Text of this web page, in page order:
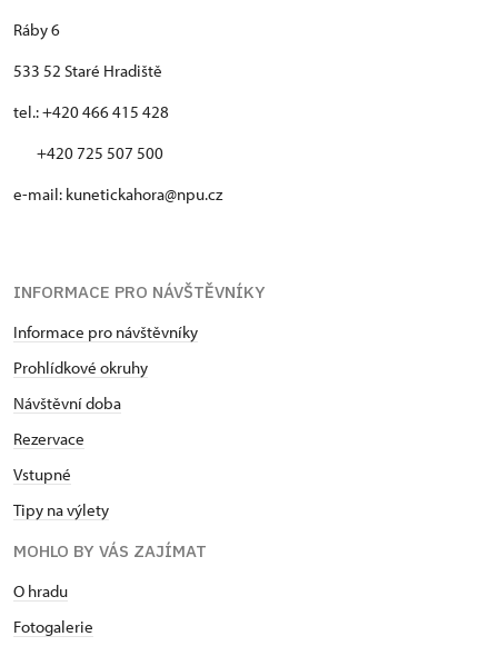
Ráby 6
533 52 Staré Hradiště
tel.: +420 466 415 428
+420 725 507 500
e-mail: kunetickahora@npu.cz
INFORMACE PRO NÁVŠTĚVNÍKY
Informace pro návštěvníky
Prohlídkové okruhy
Návštěvní doba
Rezervace
Vstupné
Tipy na výlety
MOHLO BY VÁS ZAJÍMAT
O hradu
Fotogalerie